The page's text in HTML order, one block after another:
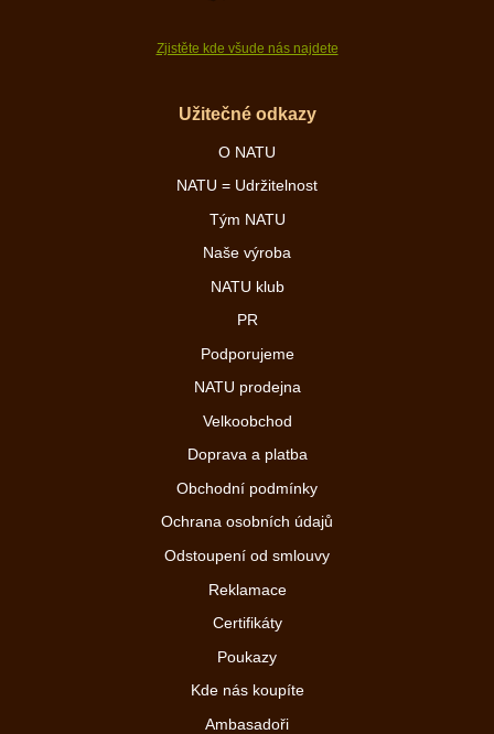
Zjistěte kde všude nás najdete
Užitečné odkazy
O NATU
NATU = Udržitelnost
Tým NATU
Naše výroba
NATU klub
PR
Podporujeme
NATU prodejna
Velkoobchod
Doprava a platba
Obchodní podmínky
Ochrana osobních údajů
Odstoupení od smlouvy
Reklamace
Certifikáty
Poukazy
Kde nás koupíte
Ambasadoři